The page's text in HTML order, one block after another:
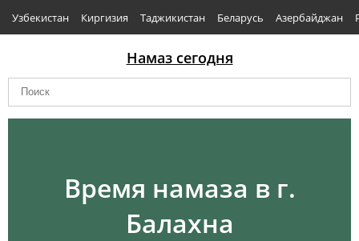
Узбекистан Киргизия Таджикистан Беларусь Азербайджан
Намаз сегодня
Время намаза в г.
Балахна